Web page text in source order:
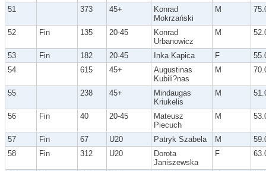
51 373 45+
Konrad
Mokrzański
M
52 Fin 135 20-45
Konrad
Urbanowicz
M
53 Fin 182 20-45 Inka Kapica F
54
615 45+
Augustinas
Kubili?nas
M
55 238 45+
Mindaugas
Kriukelis
M
56 Fin 40 20-45
Mateusz
Piecuch
M
57 Fin 67 U20 Patryk Szabela M
58
Fin 312 U20
Dorota
Janiszewska
F